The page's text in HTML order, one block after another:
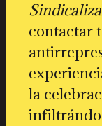
contactar
la